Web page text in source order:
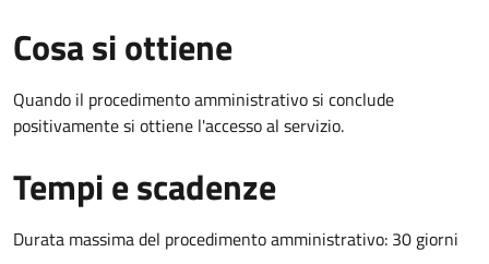
Cosa si ottiene
Quando il procedimento amministrativo si conclude
positivamente si ottiene l'accesso al servizio.
Tempi e scadenze
Durata massima del procedimento amministrativo: 30 giorni